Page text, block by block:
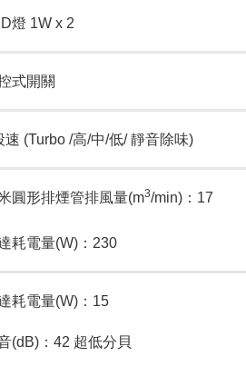
燈 1W x 2
式開關
速 (Turbo /高/中/低/ 靜音除味)
圓形排煙管排風量(m3/min)：17
耗電量(W)：230
耗電量(W)：15
(dB)：42 超低分貝